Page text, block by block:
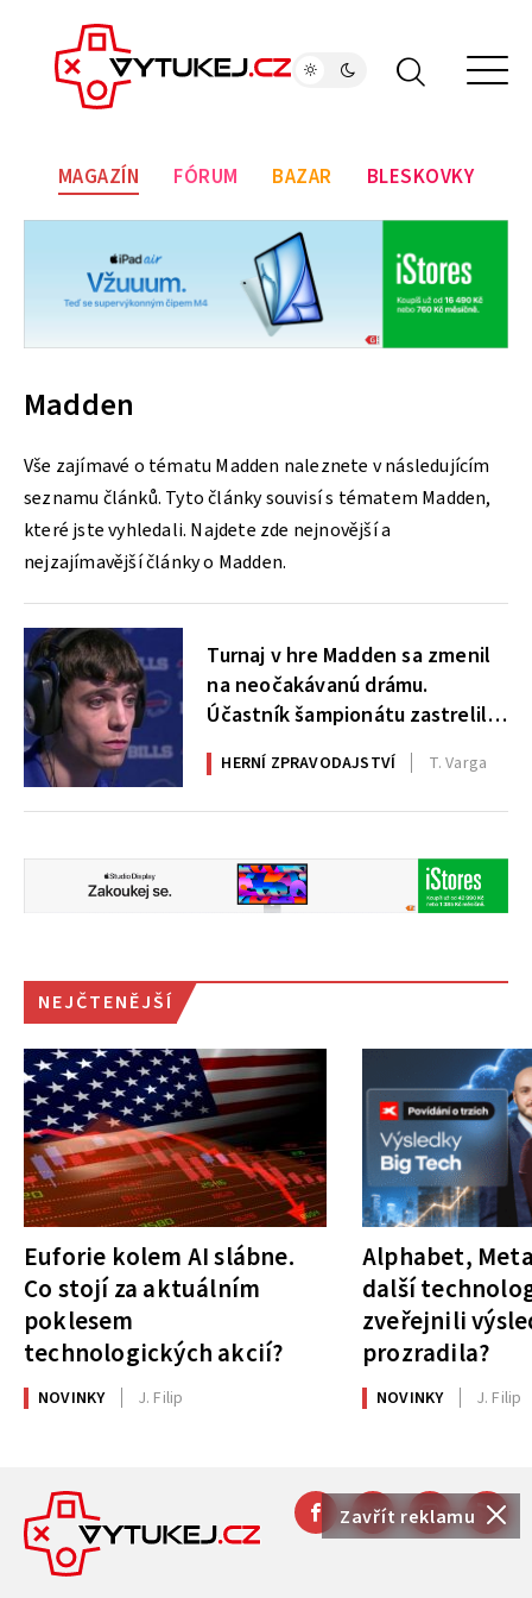
Zavřít reklamu
MAGAZÍN FÓRUM BAZAR BLESKOVKY
Madden
Vše zajímavé o tématu Madden naleznete v následujícím
seznamu článků. Tyto články souvisí s tématem Madden,
které jste vyhledali. Najdete zde nejnovější a
nejzajímavější články o Madden.
Turnaj v hre Madden sa zmenil
na neočakávanú drámu.
Účastník šampionátu zastrelil
seba a dvoch ľudí
HERNÍ ZPRAVODAJSTVÍ T. Varga
NEJČTENĚJŠÍ
Euforie kolem AI slábne.
Co stojí za aktuálním
poklesem
technologických akcií?
NOVINKY J. Filip
Alphabet,
další
zveřejnili
prozradila?
NOVINKY J. Filip